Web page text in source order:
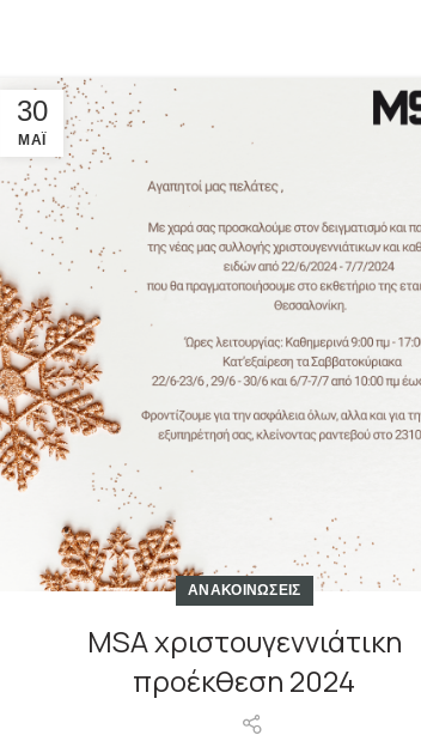
30
ΜΆΙ
ΑΝΑΚΟΙΝΩΣΕΙΣ
MSA χριστουγεννιάτικη
προέκθεση 2024